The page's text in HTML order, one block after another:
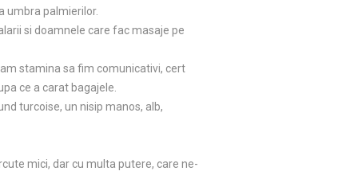
umbra palmierilor.
si doamnele care fac masaje pe
stamina sa fim comunicativi, cert
ce a carat bagajele.
turcoise, un nisip manos, alb,
mici, dar cu multa putere, care ne-